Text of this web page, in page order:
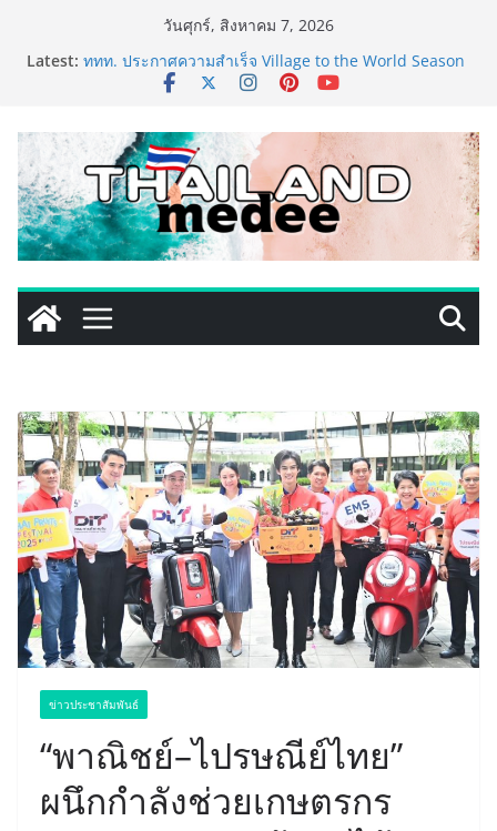
วันศุกร์, สิงหาคม 7, 2026
Latest: ททท. ประกาศความสำเร็จ Village to the World Season
5 ผนึก 9 พันธมิตร ขับเคลื่อน ESG Tourism สืบสานพระ
เหิงลี่ แมนูแฟคเจอริ่ง เทคโนโลยี (ไทยแลนด์) เปิดโรงงาน
แห่งใหม่ในชลบุรี เดินหน้าขยายฐานการผลิตสู่เอเชียตะวัน
ออกเฉียงใต้ เสริมแกร่งยุทธศาสตร์ระดับโลก
TECNO ประกาศทรานส์ฟอร์มจากเกมมิ่งโฟน สู่ไลฟ์สไตล์
แฟชั่นไอเท็ม เสิร์ฟใหญ่ปักหมุดแลนมาร์คใหม่กลางสถานี
MRT วาง POVA 8 Series จุดเริ่มต้นครั้งสำคัญ
PIPPER STANDARD® เปิดตัวแชมพูอาบน้ำ และ โฟมอาบ
แห้งสัตว์เลี้ยง ชูนวัตกรรมพลังธรรมชาติ “Zero-Residue”
เลียขนได้ ปลอดภัย ไร้สารตกค้าง
เริ่มแล้ว! อ.ต.ก.แฟร์ 4 ภาค @ภาคกลาง “มนต์เสน่ห์เกษตร
ไทย สู่ใจกลางมหานคร” ชวนชิม ช้อป สินค้าเกษตร
ข่าวประชาสัมพันธ์
“พาณิชย์–ไปรษณีย์ไทย”
ผนึกกำลังช่วยเกษตรกร